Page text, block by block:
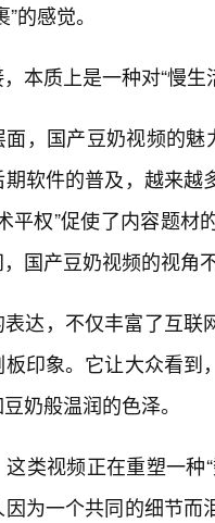
的感觉。
本质上是一种对“慢生
，国产豆奶视频的魅
软件的普及，越来
平权”促使了内容题
国产豆奶视频的视角
达，不仅丰富了互联
印象。它让大众看到
奶般温润的色泽。
类视频正在重塑一
为一个共同的细节